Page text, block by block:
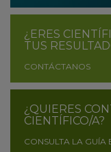
¿ERES
TUS
CONTÁCTANOS
¿QUIERES
CIENTÍFICO/A?
CONSULTA LA GUÍA